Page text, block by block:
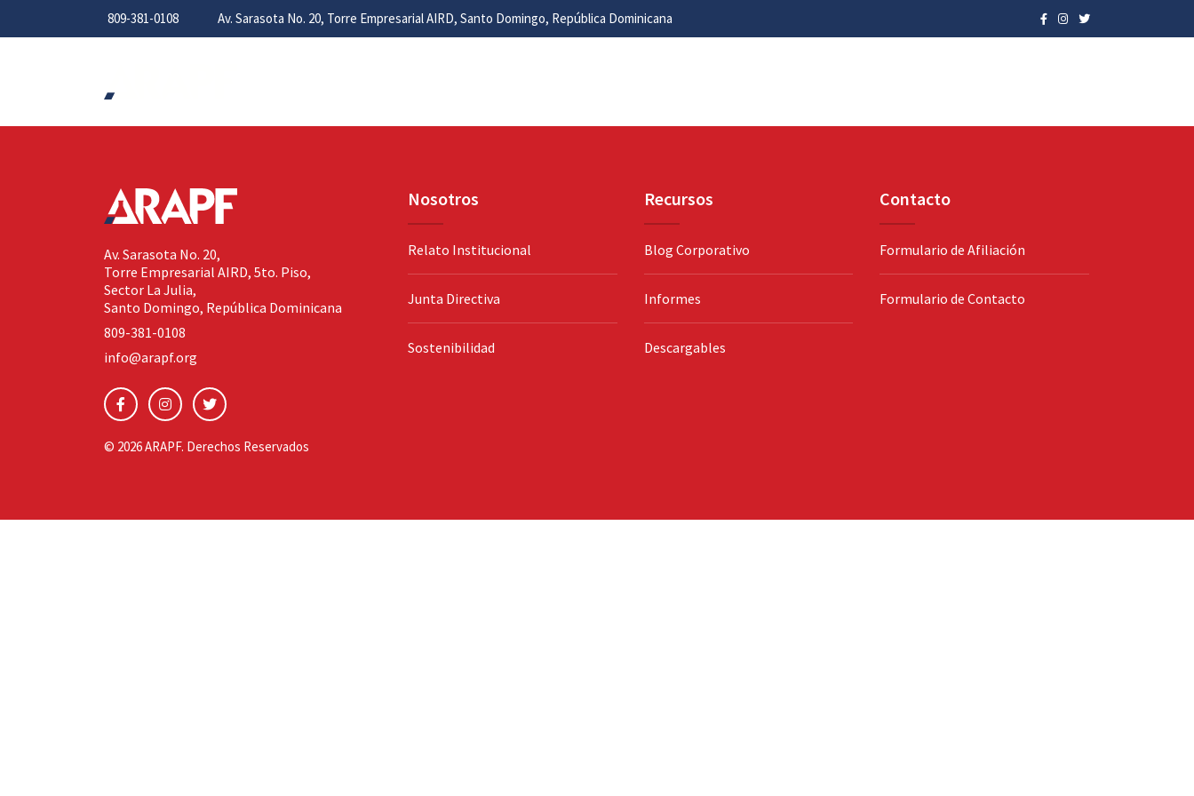
809-381-0108 Av. Sarasota No. 20, Torre Empresarial AIRD, Santo Domingo, República Dominicana
Av. Sarasota No. 20,
Torre Empresarial AIRD, 5to. Piso,
Sector La Julia,
Santo Domingo, República Dominicana
809-381-0108
info@arapf.org
Nosotros
Relato Institucional
Junta Directiva
Sostenibilidad
Recursos
Blog Corporativo
Informes
Descargables
Contacto
Formulario de Afiliación
Formulario de Contacto
© 2026 ARAPF. Derechos Reservados